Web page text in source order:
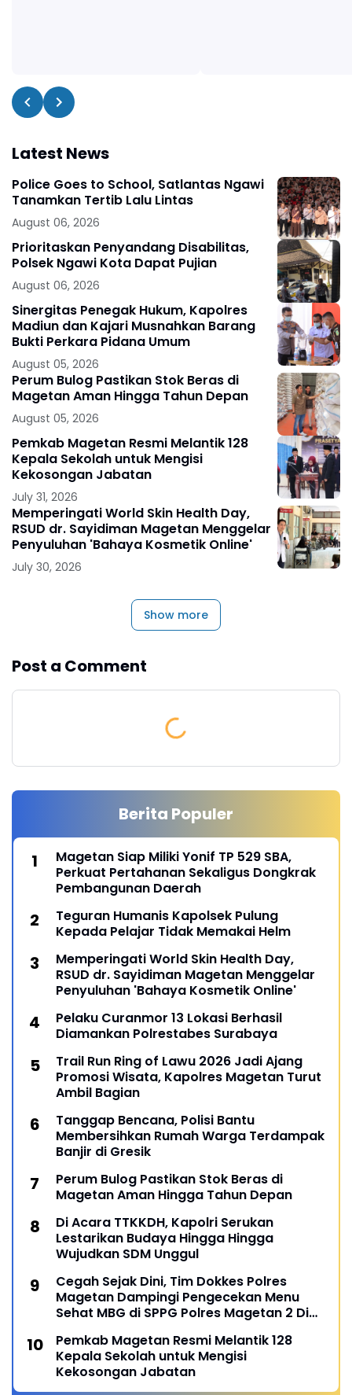
Latest News
Police Goes to School, Satlantas Ngawi
Tanamkan Tertib Lalu Lintas
August 06, 2026
Prioritaskan Penyandang Disabilitas,
Polsek Ngawi Kota Dapat Pujian
August 06, 2026
Sinergitas Penegak Hukum, Kapolres
Madiun dan Kajari Musnahkan Barang
Bukti Perkara Pidana Umum
August 05, 2026
Perum Bulog Pastikan Stok Beras di
Magetan Aman Hingga Tahun Depan
August 05, 2026
Pemkab Magetan Resmi Melantik 128
Kepala Sekolah untuk Mengisi
Kekosongan Jabatan
July 31, 2026
Memperingati World Skin Health Day,
RSUD dr. Sayidiman Magetan Menggelar
Penyuluhan 'Bahaya Kosmetik Online'
July 30, 2026
Show more
Post a Comment
Berita Populer
Magetan Siap Miliki Yonif TP 529 SBA,
Perkuat Pertahanan Sekaligus Dongkrak
Pembangunan Daerah
Teguran Humanis Kapolsek Pulung
Kepada Pelajar Tidak Memakai Helm
Memperingati World Skin Health Day,
RSUD dr. Sayidiman Magetan Menggelar
Penyuluhan 'Bahaya Kosmetik Online'
Pelaku Curanmor 13 Lokasi Berhasil
Diamankan Polrestabes Surabaya
Trail Run Ring of Lawu 2026 Jadi Ajang
Promosi Wisata, Kapolres Magetan Turut
Ambil Bagian
Tanggap Bencana, Polisi Bantu
Membersihkan Rumah Warga Terdampak
Banjir di Gresik
Perum Bulog Pastikan Stok Beras di
Magetan Aman Hingga Tahun Depan
Di Acara TTKKDH, Kapolri Serukan
Lestarikan Budaya Hingga Hingga
Wujudkan SDM Unggul
Cegah Sejak Dini, Tim Dokkes Polres
Magetan Dampingi Pengecekan Menu
Sehat MBG di SPPG Polres Magetan 2 Di
Pemkab Magetan Resmi Melantik 128
Kepala Sekolah untuk Mengisi
Kekosongan Jabatan